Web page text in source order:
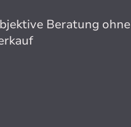
Beratung ohne